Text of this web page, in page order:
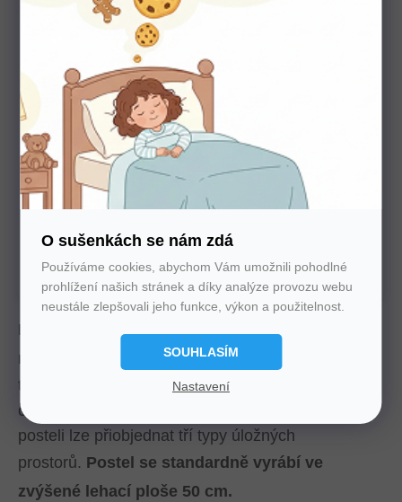
O sušenkách se nám zdá
Používáme cookies, abychom Vám umožnili pohodlné
prohlížení našich stránek a díky analýze provozu webu
neustále zlepšovali jeho funkce, výkon a použitelnost.
SOUHLASÍM
Nastavení
Potřebujete poradit s výběrem?
Nechte nám na sebe číslo. Zavoláme vám a se vším
poradíme
U nás nakupujte bez starostí
Autorizovaný prodejce všech značek. 100%
záruka. Záruční i pozáruční servis.
Postel Manhattan 1, olej č.1 je vyrobena z
masivního buku
s možností moření a volbou 2
typů zadních čel a je jen na Vás, který typ zadního
čela Vás osloví. Cena zůstává vždy stejná. K
posteli lze přiobjednat tří typy úložných
prostorů. Postel se standardně vyrábí ve
zvýšené lehací ploše 50 cm.